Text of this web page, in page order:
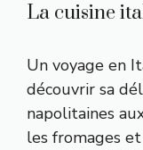
La cuisine
Un voyage en
découvrir sa
napolitaines
les fromages